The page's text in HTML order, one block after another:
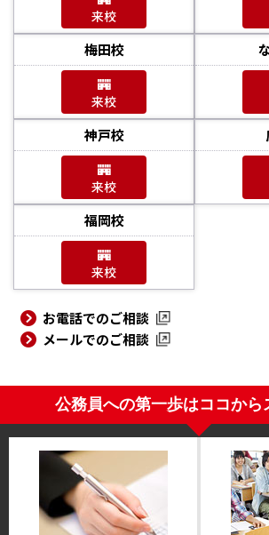
来校
梅田校
来校
神戸校
来校
福岡校
来校
お電話でのご相談
メールでのご相談
公務員への第一歩はココから